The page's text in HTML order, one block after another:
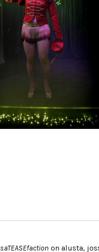
26/01/2018
saTEASEfaction on alusta,